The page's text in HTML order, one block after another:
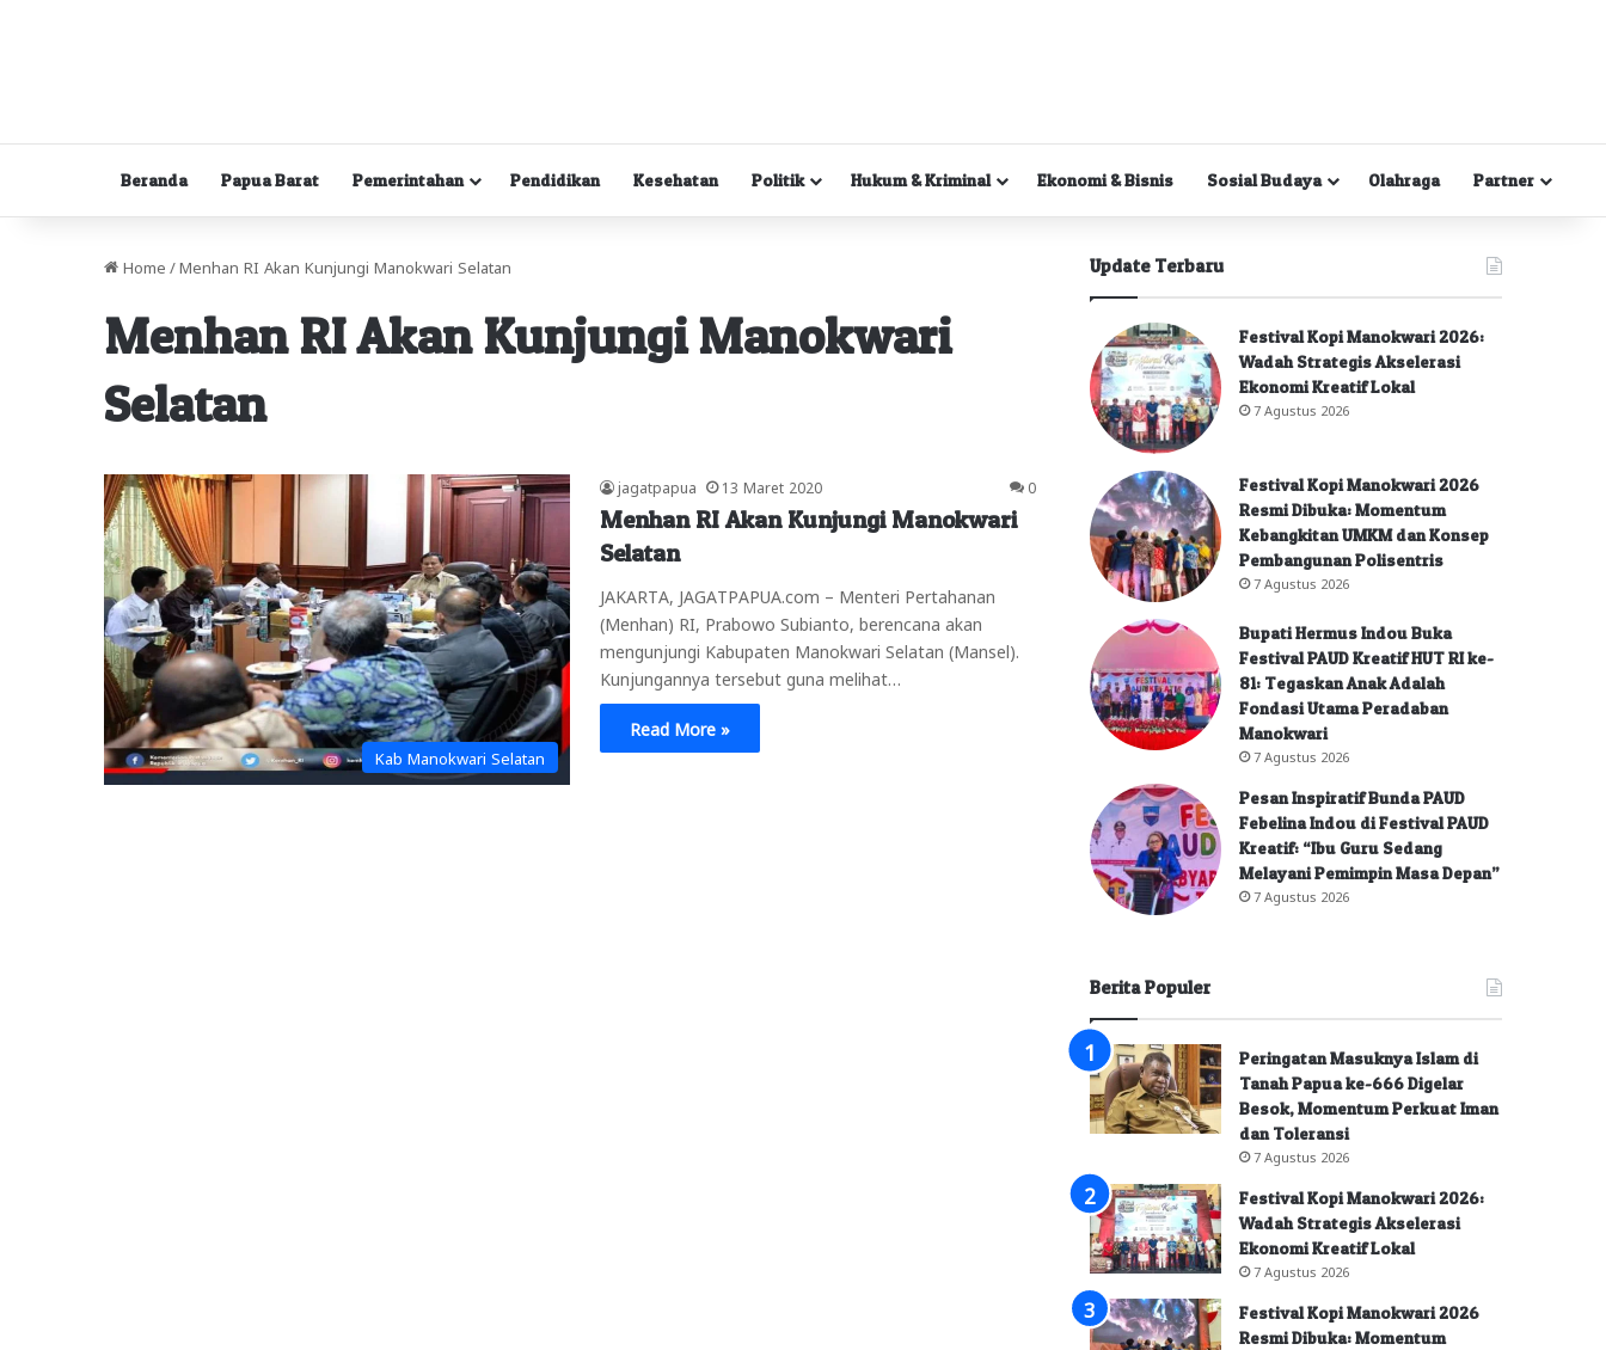
Beranda Papua Barat Pemerintahan Pendidikan Kesehatan Politik Hukum & Kriminal Ekonomi & Bisnis Sosial Budaya Olahraga Partner
Home / Menhan RI Akan Kunjungi Manokwari Selatan
Menhan RI Akan Kunjungi Manokwari
Selatan
Kab Manokwari Selatan
jagatpapua 13 Maret 2020 0
Menhan RI Akan Kunjungi Manokwari
Selatan
JAKARTA, JAGATPAPUA.com – Menteri Pertahanan
(Menhan) RI, Prabowo Subianto, berencana akan
mengunjungi Kabupaten Manokwari Selatan (Mansel).
Kunjungannya tersebut guna melihat…
Read More »
Update Terbaru
Festival Kopi Manokwari 2026:
Wadah Strategis Akselerasi
Ekonomi Kreatif Lokal
7 Agustus 2026
Festival Kopi Manokwari 2026
Resmi Dibuka: Momentum
Kebangkitan UMKM dan Konsep
Pembangunan Polisentris
7 Agustus 2026
Bupati Hermus Indou Buka
Festival PAUD Kreatif HUT RI ke-
81: Tegaskan Anak Adalah
Fondasi Utama Peradaban
Manokwari
7 Agustus 2026
Pesan Inspiratif Bunda PAUD
Febelina Indou di Festival PAUD
Kreatif: “Ibu Guru Sedang
Melayani Pemimpin Masa Depan”
7 Agustus 2026
Berita Populer
Peringatan Masuknya Islam di
Tanah Papua ke-666 Digelar
Besok, Momentum Perkuat Iman
dan Toleransi
7 Agustus 2026
Festival Kopi Manokwari 2026:
Wadah Strategis Akselerasi
Ekonomi Kreatif Lokal
7 Agustus 2026
Festival Kopi Manokwari 2026
Resmi Dibuka: Momentum